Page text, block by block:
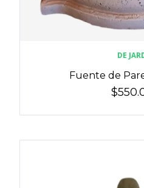
DE
Fuente de